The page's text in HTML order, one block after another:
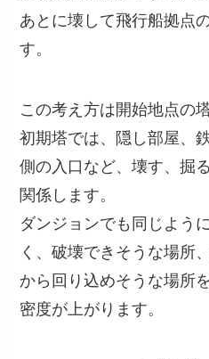
あとに壊して飛行船拠点
す。
この考え方は開始地点の
初期塔では、隠し部屋、
側の入口など、壊す、掘
関係します。
ダンジョンでも同じよう
く、破壊できそうな場所
から回り込めそうな場所
密度が上がります。